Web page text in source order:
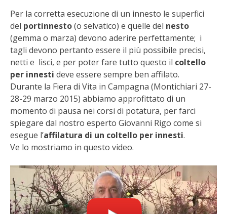
CONSERVARE LA FRUTTA
CONSERVE DELL’ORTO
FACEM
STIHL
BLUMEN
NOCCIOLA DI CALABRIA
PELLENC
MEDICINA DEI SEMPLICI
Per la corretta esecuzione di un innesto le superfici
del portinnesto(o selvatico) e quelle del nesto
(gemma o marza) devono aderire perfettamente; i
tagli devono pertanto essere il più possibile precisi,
netti e lisci, e per poter fare tutto questo il coltello
per innesti deve essere sempre ben affilato.
Durante la Fiera di Vita in Campagna (Montichiari 27-
28-29 marzo 2015) abbiamo approfittato di un
momento di pausa nei corsi di potatura, per farci
spiegare dal nostro esperto Giovanni Rigo come si
esegue l’affilatura di un coltello per innesti.
Ve lo mostriamo in questo video.